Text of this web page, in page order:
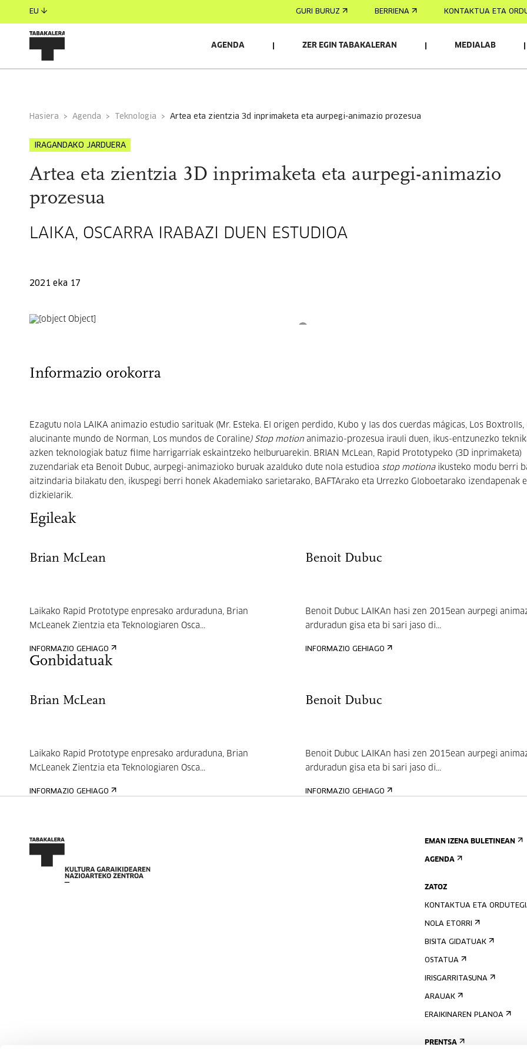
EU GURI BURUZ BERRIENA KONTAKTUA ETA
AGENDA ZER EGIN TABAKALERAN MEDIALAB
Hasiera Agenda Teknologia artea eta zientzia 3d inprimaketa eta aurpegi-animazio prozesua
IRAGANDAKO JARDUERA
Artea eta zientzia 3D inprimaketa eta aurpegi-animazio
prozesua
LAIKA, OSCARRA IRABAZI DUEN ESTUDIOA
2021 eka 17
Informazio orokorra
Ezagutu nola LAIKA animazio estudio sarituak (Mr. Esteka. El origen perdido, Kubo y las dos cuerdas mágicas, Los Boxtrolls,
alucinante mundo de Norman, Los mundos de Coraline) Stop motion animazio-prozesua irauli duen, ikus-entzunezko
azken teknologiak batuz filme harrigarriak eskaintzeko helburuarekin. BRIAN McLean, Rapid Prototypeko (3D inprimaketa)
zuzendariak eta Benoit Dubuc, aurpegi-animazioko buruak azalduko dute nola estudioa stop motionaikusteko modu berri
aitzindaria bilakatu den, ikuspegi berri honek Akademiako sarietarako, BAFTArako eta Urrezko Globoetarako izendapenak
dizkielarik.
Egileak
Brian McLean
Laikako Rapid Prototype enpresako arduraduna, Brian
McLeanek Zientzia eta Teknologiaren Osca...
INFORMAZIO GEHIAGO
Benoit Dubuc
Benoit Dubuc LAIKAn hasi zen 2015ean aurpegi
arduradun gisa eta bi sari jaso di...
INFORMAZIO GEHIAGO
Gonbidatuak
Brian McLean
Laikako Rapid Prototype enpresako arduraduna, Brian
McLeanek Zientzia eta Teknologiaren Osca...
INFORMAZIO GEHIAGO
Benoit Dubuc
Benoit Dubuc LAIKAn hasi zen 2015ean aurpegi
arduradun gisa eta bi sari jaso di...
INFORMAZIO GEHIAGO
EMAN IZENA BULETINEAN
AGENDA
ZATOZ
KONTAKTUA ETA
NOLA ETORRI
BISITA GIDATUAK
OSTATUA
IRISGARRITASUNA
ARAUAK
ERAIKINAREN PLANOA
PRENTSA